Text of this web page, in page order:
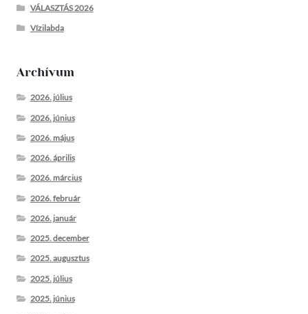
VÁLASZTÁS 2026
Vízilabda
Archívum
2026. július
2026. június
2026. május
2026. április
2026. március
2026. február
2026. január
2025. december
2025. augusztus
2025. július
2025. június